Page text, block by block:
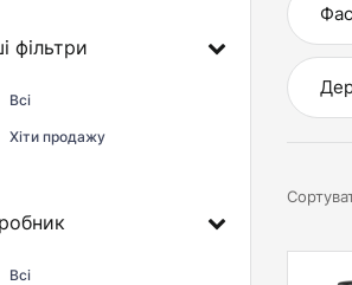
фільтри
Всі
Хіти продажу
Всі